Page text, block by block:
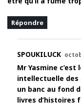
Répondre
SPOUKILUCK
Mr Yasmine
intellectuelle des
un banc au fond
livres d’histoires